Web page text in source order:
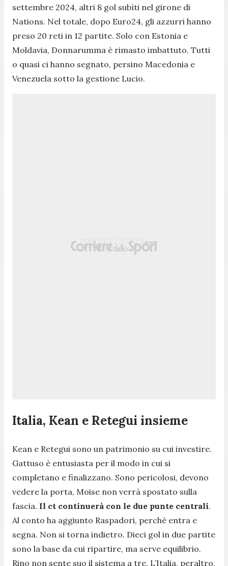
settembre 2024, altri 8 gol subìti nel girone di
Nations. Nel totale, dopo Euro24, gli azzurri hanno
preso 20 reti in 12 partite. Solo con Estonia e
Moldavia, Donnarumma è rimasto imbattuto. Tutti
o quasi ci hanno segnato, persino Macedonia e
Venezuela sotto la gestione Lucio.
Italia, Kean e Retegui insieme
Kean e Retegui sono un patrimonio su cui investire.
Gattuso è entusiasta per il modo in cui si
completano e finalizzano. Sono pericolosi, devono
vedere la porta, Moise non verrà spostato sulla
fascia. Il ct continuerà con le due punte centrali.
Al conto ha aggiunto Raspadori, perché entra e
segna. Non si torna indietro. Dieci gol in due partite
sono la base da cui ripartire, ma serve equilibrio.
Rino non sente suo il sistema a tre. L’Italia, peraltro,